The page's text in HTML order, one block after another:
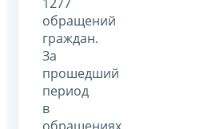
обращений
граждан.
За
прошедший
период
в